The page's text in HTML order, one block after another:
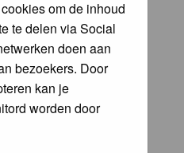
cookies om de inhoud
te delen via Social
doen aan
bezoekers. Door
kan je
worden door
you have one):